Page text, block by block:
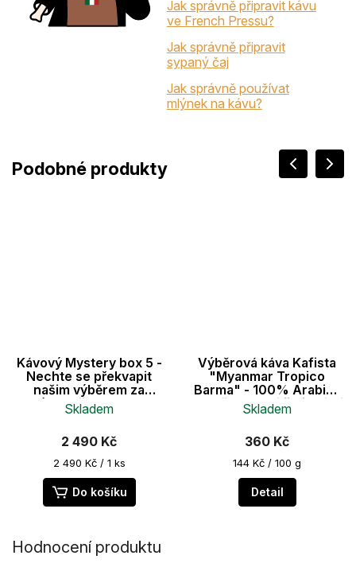
Jak správně připravit kávu
ve French Pressu?
Jak správně připravit
sypaný čaj
Jak správně používat
mlýnek na kávu?
Kávový Mystery box 5 -
Nechte se překvapit
našim výběrem za
zvýhodněnou cenu v
boxu
Skladem
2 490 Kč
Měrná
cena:
2 490 Kč / 1 ks
Do košíku
Výběrová káva Kafista
"Myanmar Tropico
Barma" - 100% Arabica
- Praženo v Itálii - ideální
pro espresso
hodnocení
produktu
z
Skladem
360 Kč
Měrná
cena:
144 Kč / 100 g
Detail
Hodnocení produktu